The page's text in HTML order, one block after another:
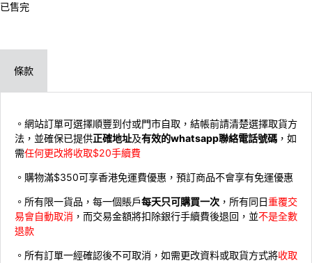
已售完
條款
。網站訂單可選擇順豐到付或門市自取，結帳前請清楚選擇取貨方
法，並確保已提供正確地址及有效的whatsapp聯絡電話號碼 ，如
需任何更改將收取$20手續費
。購物滿$350可享香港免運費優惠，預訂商品不會享有免運優惠
。所有限一貨品，每一個賬戶每天只可購買一次 ，所有同日重覆交
易會自動取消 ，而交易金額將扣除銀行手續費後退回，並不是全數
退款
。所有訂單一經確認後不可取消，如需更改資料或取貨方式將收取